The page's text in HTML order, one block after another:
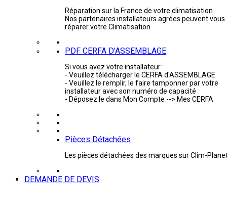
Réparation sur la France de votre climatisation
Nos partenaires installateurs agrées peuvent vous
réparer votre Climatisation
PDF CERFA D'ASSEMBLAGE
Si vous avez votre installateur :
- Veuillez télécharger le CERFA d'ASSEMBLAGE
- Veuillez le remplir, le faire tamponner par votre
installateur avec son numéro de capacité
- Déposez le dans Mon Compte --> Mes CERFA
Pièces Détachées
Les pièces détachées des marques sur Clim-
DEMANDE DE DEVIS